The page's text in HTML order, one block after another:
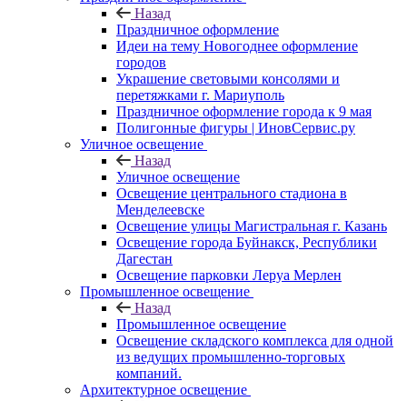
Назад
Праздничное оформление
Идеи на тему Новогоднее оформление
городов
Украшение световыми консолями и
перетяжками г. Мариуполь
Праздничное оформление города к 9 мая
Полигонные фигуры | ИновСервис.ру
Уличное освещение
Назад
Уличное освещение
Освещение центрального стадиона в
Менделеевске
Освещение улицы Магистральная г. Казань
Освещение города Буйнакск, Республики
Дагестан
Освещение парковки Леруа Мерлен
Промышленное освещение
Назад
Промышленное освещение
Освещение складского комплекса для одной
из ведущих промышленно-торговых
компаний.
Архитектурное освещение